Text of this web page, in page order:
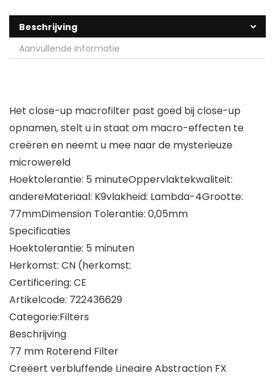
Beschrijving
Aanvullende informatie
Het close-up macrofilter past goed bij close-up
opnamen, stelt u in staat om macro-effecten te
creëren en neemt u mee naar de mysterieuze
microwereld
Hoektolerantie: 5 minuteOppervlaktekwaliteit:
andereMateriaal: K9vlakheid: Lambda-4Grootte:
77mmDimension Tolerantie: 0,05mm
Specificaties
Hoektolerantie: 5 minuten
Herkomst: CN (herkomst:
Certificering: CE
Artikelcode: 722436629
Categorie:Filters
Beschrijving
77 mm Roterend Filter
Creëert verbluffende Lineaire Abstraction FX